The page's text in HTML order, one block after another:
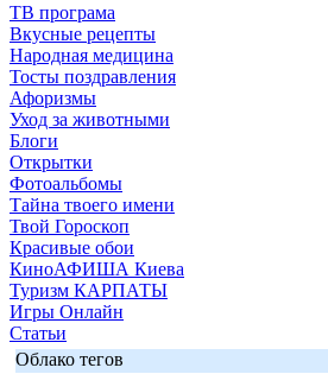
ТВ програма
Вкусные рецепты
Народная медицина
Тосты поздравления
Афоризмы
Уход за животными
Блоги
Открытки
Фотоальбомы
Тайна твоего имени
Твой Гороскоп
Красивые обои
КиноАФИША Киева
Туризм КАРПАТЫ
Игры Онлайн
Статьи
Облако тегов